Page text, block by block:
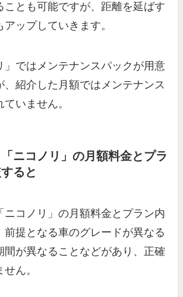
ことも可能ですが、距離を延ばす
ップしていきます。
」ではメンテナンスパックが用意
、紹介した月額ではメンテナンス
いません。
「ニコノリ」の月額料金とプラ
ると
ニコノリ」の月額料金とプラン内
前提となる車のグレードが異なる
間が異なることなどがあり、正確
ん。